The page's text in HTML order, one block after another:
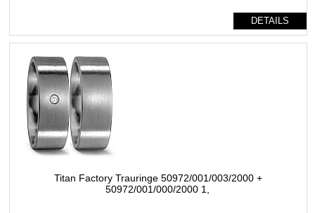
DETAILS
Titan Factory Trauringe 50972/001/003/2000 +
50972/001/000/2000 1,